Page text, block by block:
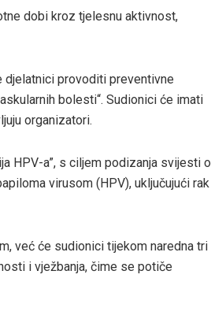
dobi kroz tjelesnu aktivnost,
djelatnici provoditi preventivne
bolesti“. Sudionici će imati
organizatori.
HPV-a”, s ciljem podizanja svijesti o
virusom (HPV), uključujući rak
već će sudionici tijekom naredna tri
i vježbanja, čime se potiče